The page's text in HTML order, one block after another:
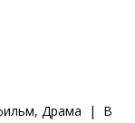
Драма |
В